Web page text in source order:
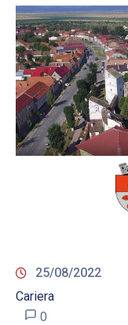
25/08/2022
Cariera
0